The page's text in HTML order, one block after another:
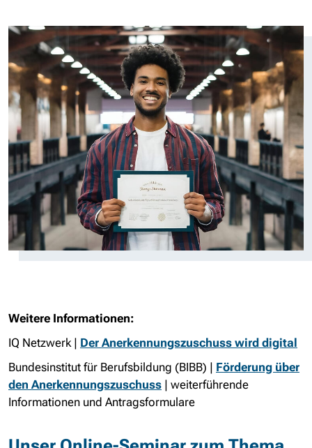
Weitere Informationen:
IQ Netzwerk | Der Anerkennungszuschuss wird digital
Bundesinstitut für Berufsbildung (BIBB) | För­de­rung über
den An­er­ken­nungs­zu­schuss | weiterführende
Informationen und Antragsformulare